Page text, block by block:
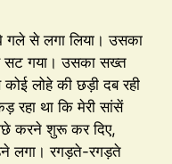
से लगा लिया। उसका
सट गया। उसका सख्त
लोहे की छड़ी दब रही
रहा था कि मेरी सांसें
करने शुरू कर दिए,
लगा। रगड़ते-रगड़ते